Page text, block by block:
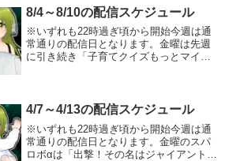
カイブを観なが...
8/4～8/10の配信スケジュール
※いずれも22時過ぎ頃から開始今週は通
常通りの配信日となります。金曜は先週
に引き続き「子育てクイズもっとマイエ
4/7～4/13の配信スケジュール
※いずれも22時過ぎ頃から開始今週は通
常通りの配信日となります。金曜のスパ
ロボαは「出撃！その名はジャイアント・